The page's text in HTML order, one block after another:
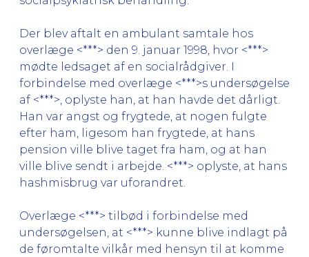
Der blev aftalt en ambulant samtale hos
overlæge <***> den 9. januar 1998, hvor <***>
mødte ledsaget af en socialrådgiver. I
forbindelse med overlæge <***>s undersøgelse
af <***>, oplyste han, at han havde det dårligt.
Han var angst og frygtede, at nogen fulgte
efter ham, ligesom han frygtede, at hans
pension ville blive taget fra ham, og at han
ville blive sendt i arbejde. <***> oplyste, at hans
hashmisbrug var uforandret.
Overlæge <***> tilbød i forbindelse med
undersøgelsen, at <***> kunne blive indlagt på
de føromtalte vilkår med hensyn til at komme